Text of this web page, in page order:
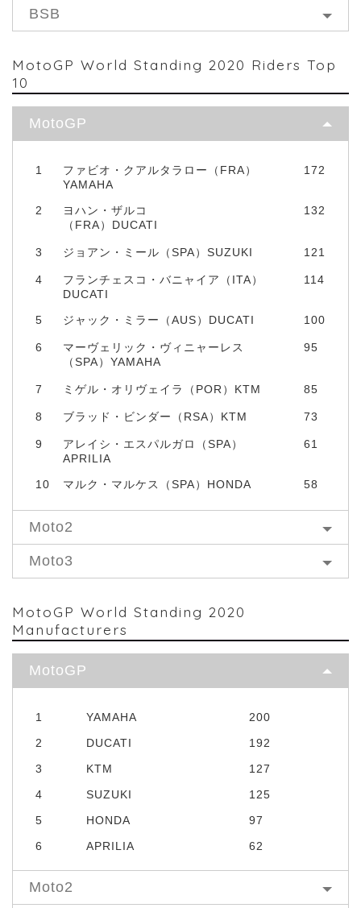
BSB
MotoGP World Standing 2020 Riders Top
10
MotoGP
1
ファビオ・クアルタラロー（FRA）
YAMAHA
172
2
ヨハン・ザルコ
（FRA）DUCATI
132
3 ジョアン・ミール（SPA）SUZUKI 121
4
フランチェスコ・バニャイア（ITA）
DUCATI
114
5 ジャック・ミラー（AUS）DUCATI 100
6
マーヴェリック・ヴィニャーレス
（SPA）YAMAHA
95
7 ミゲル・オリヴェイラ（POR）KTM 85
8 ブラッド・ビンダー（RSA）KTM 73
9
アレイシ・エスパルガロ（SPA）
APRILIA
61
10 マルク・マルケス（SPA）HONDA 58
Moto2
Moto3
MotoGP World Standing 2020
Manufacturers
MotoGP
1 YAMAHA
200
2
DUCATI
192
3
KTM
127
4
SUZUKI
125
5
HONDA
97
6
APRILIA 62
Moto2